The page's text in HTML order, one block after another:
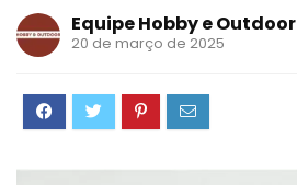
Equipe Hobby e Outdoor
20 de março de 2025